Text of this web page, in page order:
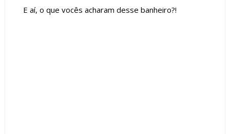
E aí, o que vocês acharam desse banheiro?!